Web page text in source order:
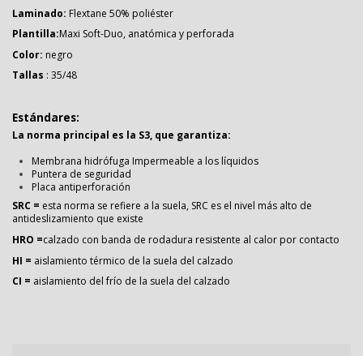
Laminado: Flextane 50% poliéster
Plantilla:Maxi Soft-Duo, anatómica y perforada
Color: negro
Tallas : 35/48
Estándares:
La norma principal es la S3, que garantiza:
Membrana hidrófuga Impermeable a los líquidos
Puntera de seguridad
Placa antiperforación
SRC = esta norma se refiere a la suela, SRC es el nivel más alto de
antideslizamiento que existe
HRO =calzado con banda de rodadura resistente al calor por contacto
HI = aislamiento térmico de la suela del calzado
CI = aislamiento del frío de la suela del calzado